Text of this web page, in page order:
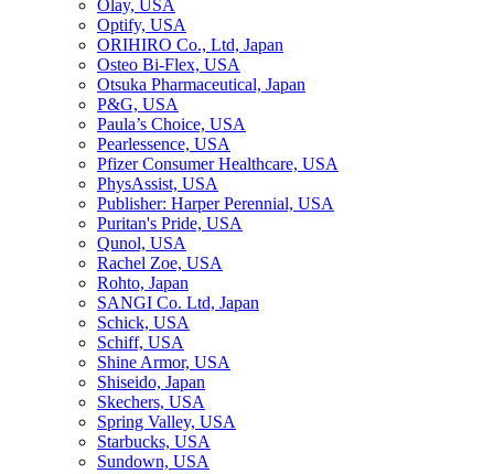
Olay, USA
Optify, USA
ORIHIRO Co., Ltd, Japan
Osteo Bi-Flex, USA
Otsuka Pharmaceutical, Japan
P&G, USA
Paula’s Choice, USA
Pearlessence, USA
Pfizer Consumer Healthcare, USA
PhysAssist, USA
Publisher: Harper Perennial, USA
Puritan's Pride, USA
Qunol, USA
Rachel Zoe, USA
Rohto, Japan
SANGI Co. Ltd, Japan
Schick, USA
Schiff, USA
Shine Armor, USA
Shiseido, Japan
Skechers, USA
Spring Valley, USA
Starbucks, USA
Sundown, USA